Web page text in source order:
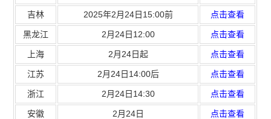
吉林 2025年2月24日15:00前 点击查看
黑龙江 2月24日12:00 点击查看
上海 2月24日起 点击查看
江苏 2月24日14:00后 点击查看
浙江 2月24日14:30 点击查看
安徽 2月24日 点击查看